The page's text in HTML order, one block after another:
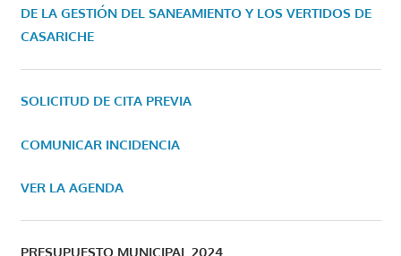
DE LA GESTIÓN DEL SANEAMIENTO Y LOS VERTIDOS DE
CASARICHE
SOLICITUD DE CITA PREVIA
COMUNICAR INCIDENCIA
VER LA AGENDA
PRESUPUESTO MUNICIPAL 2024